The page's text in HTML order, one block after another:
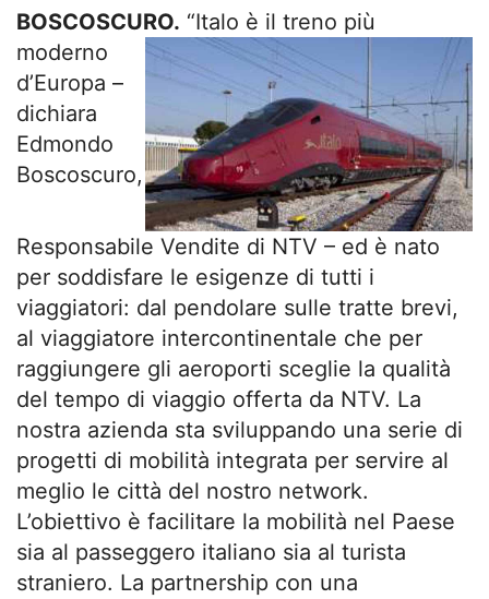
BOSCOSCURO. “Italo è il treno più
moderno
d’Europa –
dichiara
Edmondo
Boscoscuro,
Responsabile Vendite di NTV – ed è nato
per soddisfare le esigenze di tutti i
viaggiatori: dal pendolare sulle tratte brevi,
al viaggiatore intercontinentale che per
raggiungere gli aeroporti sceglie la qualità
del tempo di viaggio offerta da NTV. La
nostra azienda sta sviluppando una serie di
progetti di mobilità integrata per servire al
meglio le città del nostro network.
L’obiettivo è facilitare la mobilità nel Paese
sia al passeggero italiano sia al turista
straniero. La partnership con una